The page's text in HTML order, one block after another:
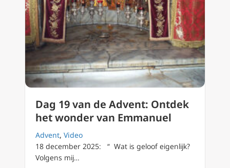
Dag 19 van de Advent: Ontdek
het wonder van Emmanuel
Advent, Video
18 december 2025: “ Wat is geloof eigenlijk?
Volgens mij…